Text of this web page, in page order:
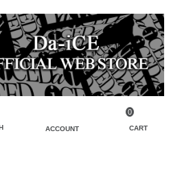
ACCOUNT CART
0